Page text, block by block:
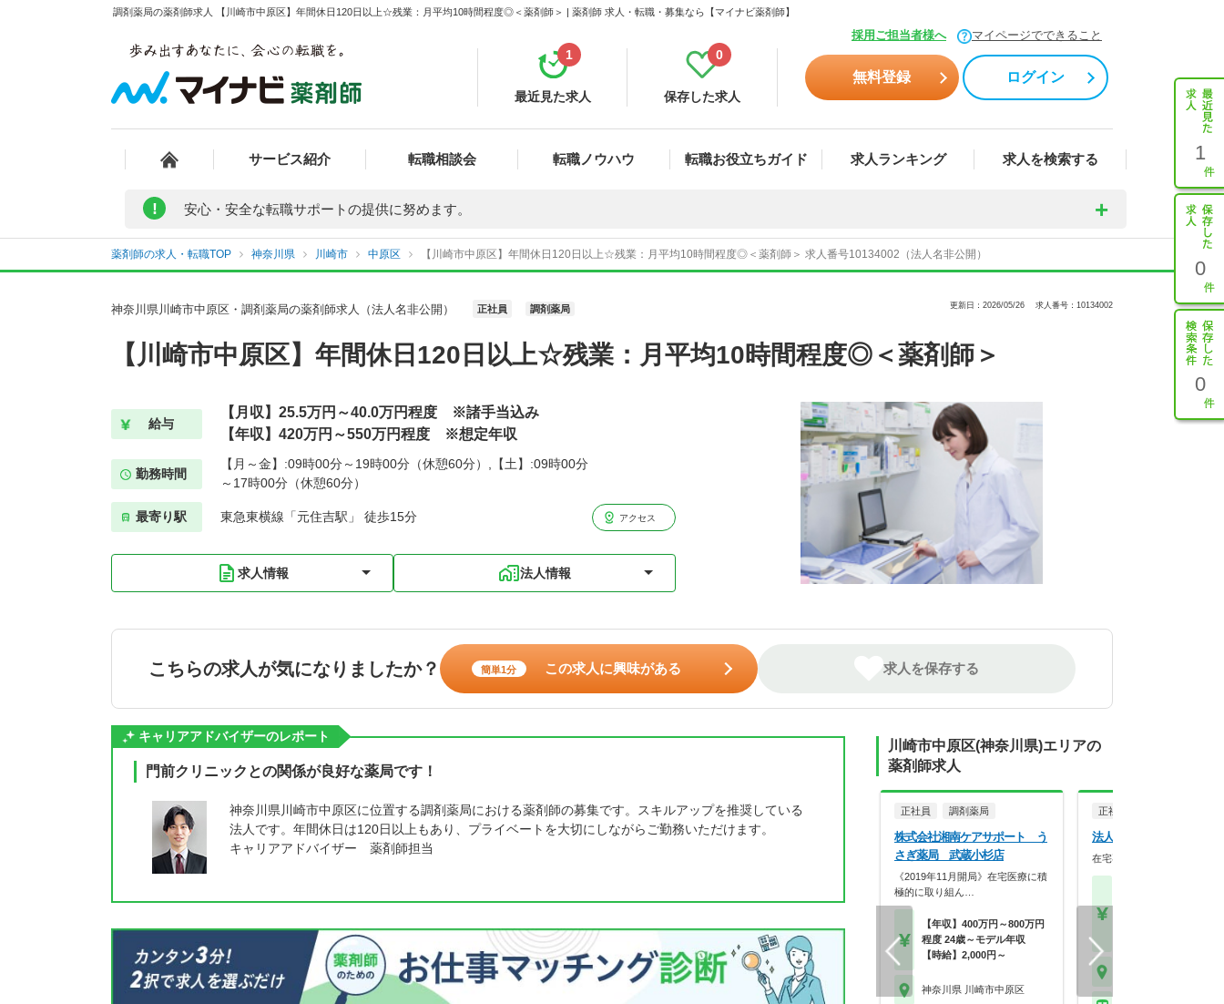
調剤薬局の薬剤師求人 【川崎市中原区】年間休日120日以上☆残業：月平均10時間程度◎＜薬剤師＞ | 薬剤師 求人・転職・募集なら【マイナビ薬剤師】
採用ご担当者様へ マイページでできること
最近見た求人
1
保存した求人
0
無料登録 ログイン
サービス紹介 転職相談会 転職ノウハウ 転職お役立ちガイド 求人ランキング 求人を検索する 1
0
0
! 安心・安全な転職サポートの提供に努めます。
薬剤師の求人・転職TOP 神奈川県 川崎市 中原区 【川崎市中原区】年間休日120日以上☆残業：月平均10時間程度◎＜薬剤師＞ 求人番号10134002（法人名非公開）
神奈川県川崎市中原区・調剤薬局の薬剤師求人（法人名非公開） 正社員 調剤薬局 更新日：2026/05/26 求人番号：10134002
【川崎市中原区】年間休日120日以上☆残業：月平均10時間程度◎＜薬剤師＞
給与
【月収】25.5万円～40.0万円程度 ※諸手当込み
【年収】420万円～550万円程度 ※想定年収
勤務時間
【月～金】:09時00分～19時00分（休憩60分）,【土】:09時00分
～17時00分（休憩60分）
最寄り駅 東急東横線「元住吉駅」 徒歩15分 アクセス
求人情報 法人情報
こちらの求人が気になりましたか？ 簡単1分 この求人に興味がある 求人を保存する
キャリアアドバイザーのレポート
門前クリニックとの関係が良好な薬局です！
神奈川県川崎市中原区に位置する調剤薬局における薬剤師の募集です。スキルアップを推奨している
法人です。年間休日は120日以上もあり、プライベートを大切にしながらご勤務いただけます。
キャリアアドバイザー 薬剤師担当
川崎市中原区(神奈川県)エリアの
薬剤師求人
正社員 調剤薬局
株式会社湘南ケアサポート う
さぎ薬局 武蔵小杉店
《2019年11月開局》在宅医療に積
極的に取り組ん…
【年収】400万円～800万円
程度 24歳～モデル年収
【時給】2,000円～
神奈川県 川崎市中原区
正社員
法人名非公開
在宅専門店での薬剤師募集で